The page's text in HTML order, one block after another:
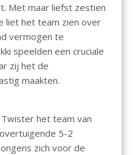
Met maar liefst zestien
liet het team zien over
vermogen te
speelden een cruciale
zij het de
maakten.
het team van
5-2
zich voor de